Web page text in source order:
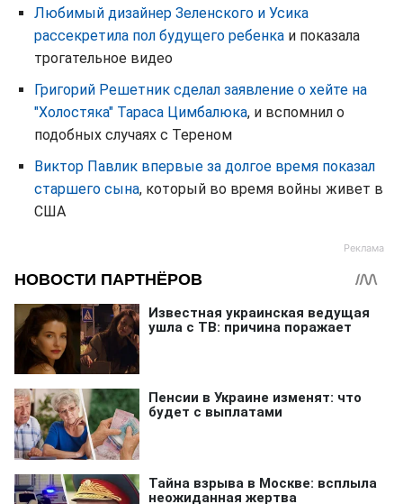
Любимый дизайнер Зеленского и Усика
рассекретила пол будущего ребенка и показала
трогательное видео
Григорий Решетник сделал заявление о хейте на
"Холостяка" Тараса Цимбалюка, и вспомнил о
подобных случаях с Тереном
Виктор Павлик впервые за долгое время показал
старшего сына, который во время войны живет в
США